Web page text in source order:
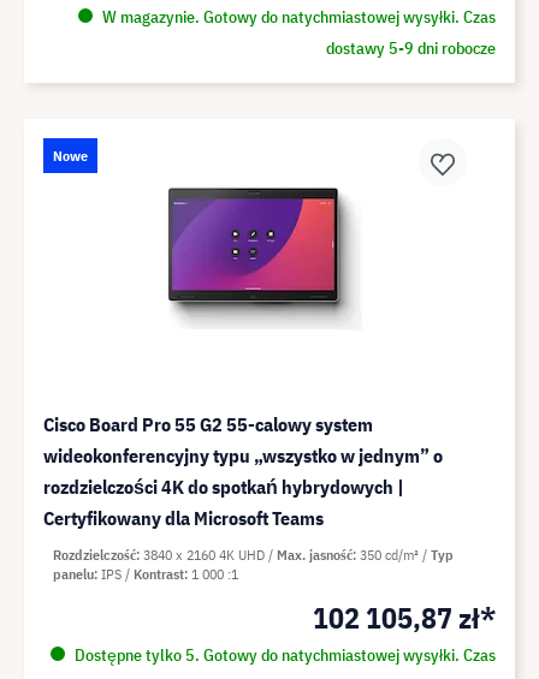
W magazynie. Gotowy do natychmiastowej wysyłki. Czas
dostawy 5-9 dni robocze
Nowe
Cisco Board Pro 55 G2 55-calowy system
wideokonferencyjny typu „wszystko w jednym” o
rozdzielczości 4K do spotkań hybrydowych |
Certyfikowany dla Microsoft Teams
102 105,87 zł*
Dostępne tylko 5. Gotowy do natychmiastowej wysyłki. Czas
Rozdzielczość 3840 x 2160 4K UHD Max. jasność 350 cd/m²
Typ
panelu IPS Kontrast 1 000 :1